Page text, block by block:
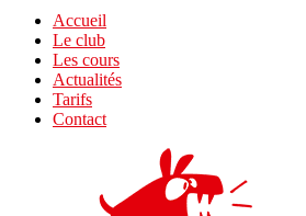
Accueil
Le club
Les cours
Actualités
Tarifs
Contact